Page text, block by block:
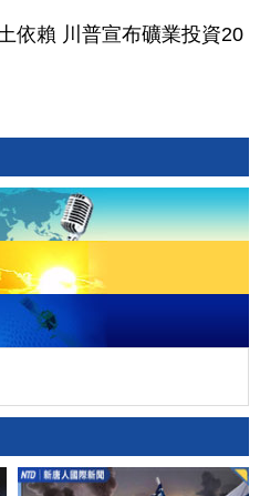
依賴 川普宣布礦業投資20